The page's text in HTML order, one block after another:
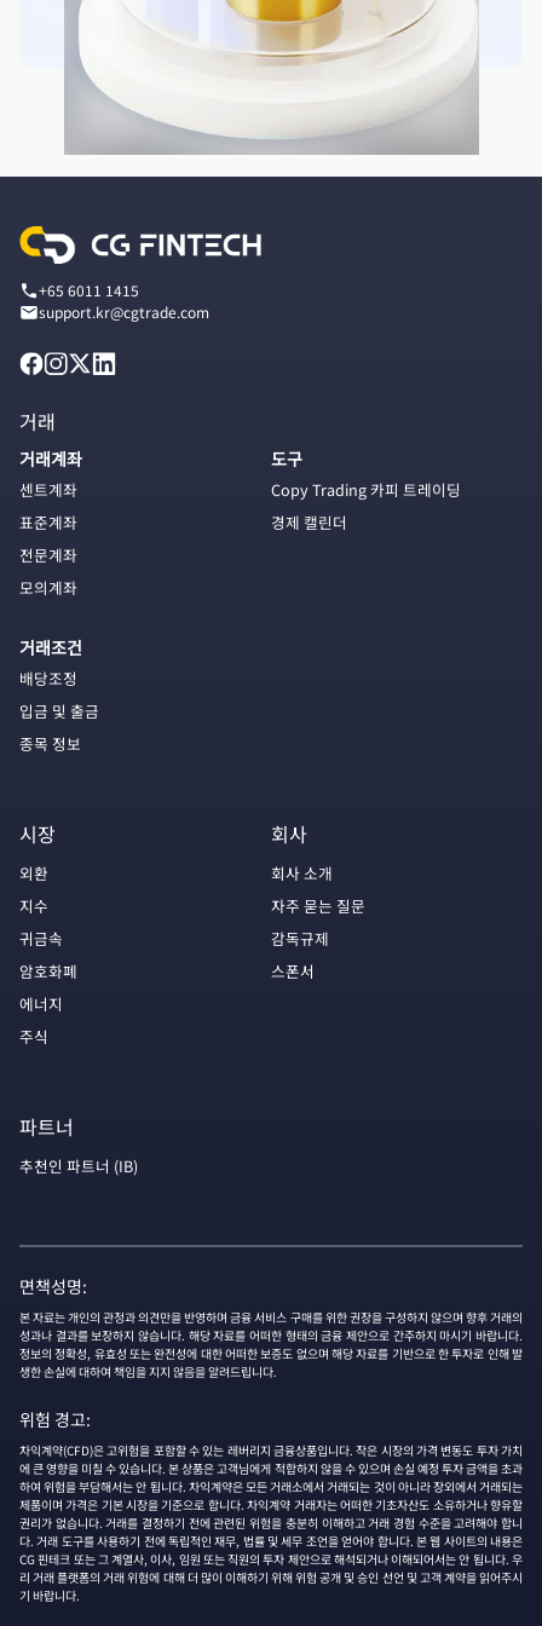
+65 6011 1415
support.kr@cgtrade.com
거래
거래계좌
센트계좌
표준계좌
전문계좌
모의계좌
거래조건
배당조정
입금 및 출금
종목 정보
도구
Copy Trading 카피 트레이딩
경제 캘린더
시장
외환
지수
귀금속
암호화폐
에너지
주식
회사
회사 소개
자주 묻는 질문
감독규제
스폰서
파트너
추천인 파트너 (IB)
면책성명:
본 자료는 개인의 관정과 의견만을 반영하며 금융 서비스 구매를 위한 권장을 구성하지 않으며 향후 거래의
성과나 결과를 보장하지 않습니다. 해당 자료를 어떠한 형태의 금융 제안으로 간주하지 마시기 바랍니다.
정보의 정확성, 유효성 또는 완전성에 대한 어떠한 보증도 없으며 해당 자료를 기반으로 한 투자로 인해 발
생한 손실에 대하여 책임을 지지 않음을 알려드립니다.
위험 경고:
차익계약(CFD)은 고위험을 포함할 수 있는 레버리지 금융상품입니다. 작은 시장의 가격 변동도 투자 가치
에 큰 영향을 미칠 수 있습니다. 본 상품은 고객님에게 적합하지 않을 수 있으며 손실 예정 투자 금액을 초과
하여 위험을 부담해서는 안 됩니다. 차익계약은 모든 거래소에서 거래되는 것이 아니라 장외에서 거래되는
제품이며 가격은 기본 시장을 기준으로 합니다. 차익계약 거래자는 어떠한 기초자산도 소유하거나 향유할
권리가 없습니다. 거래를 결정하기 전에 관련된 위험을 충분히 이해하고 거래 경험 수준을 고려해야 합니
다. 거래 도구를 사용하기 전에 독립적인 재무, 법률 및 세무 조언을 얻어야 합니다. 본 웹 사이트의 내용은
CG 핀테크 또는 그 계열사, 이사, 임원 또는 직원의 투자 제안으로 해석되거나 이해되어서는 안 됩니다. 우
리 거래 플랫폼의 거래 위험에 대해 더 많이 이해하기 위해 위험 공개 및 승인 선언 및 고객 계약을 읽어주시
기 바랍니다.